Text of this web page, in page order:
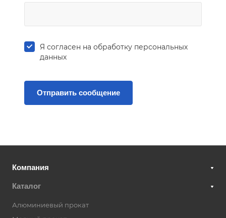
Я согласен на обработку персональных
данных
Компания
Каталог
Алюминиевый прокат